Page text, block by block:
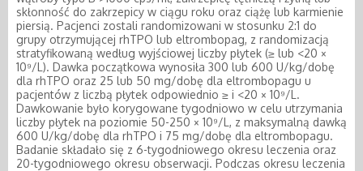
skłonność do zakrzepicy w ciągu roku oraz ciążę lub karmienie
piersią. Pacjenci zostali randomizowani w stosunku 2:1 do
grupy otrzymującej rhTPO lub eltrombopag, z randomizacją
stratyfikowaną według wyjściowej liczby płytek (≥ lub <20 ×
10⁹/L). Dawka początkowa wynosiła 300 lub 600 U/kg/dobę
dla rhTPO oraz 25 lub 50 mg/dobę dla eltrombopagu u
pacjentów z liczbą płytek odpowiednio ≥ i <20 × 10⁹/L.
Dawkowanie było korygowane tygodniowo w celu utrzymania
liczby płytek na poziomie 50-250 × 10⁹/L, z maksymalną dawką
600 U/kg/dobę dla rhTPO i 75 mg/dobę dla eltrombopagu.
Badanie składało się z 6-tygodniowego okresu leczenia oraz
20-tygodniowego okresu obserwacji. Podczas okresu leczenia